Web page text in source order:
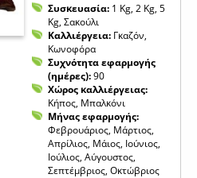
Συσκευασία: 1 Kg, 2 Kg, 5
Kg, Σακούλι
Καλλιέργεια: Γκαζόν,
Κωνοφόρα
Συχνότητα εφαρμογής
(ημέρες):90
Χώρος καλλιέργειας:
Κήπος, Μπαλκόνι
Μήνας εφαρμογής:
Φεβρουάριος, Μάρτιος,
Απρίλιος, Μάιος, Ιούνιος,
Ιούλιος, Αύγουστος,
Σεπτέμβριος, Οκτώβριος